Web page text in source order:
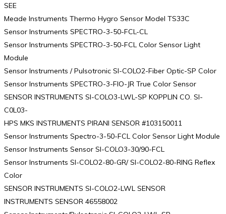
SEE
Meade Instruments Thermo Hygro Sensor Model TS33C
Sensor Instruments SPECTRO-3-50-FCL-CL
Sensor Instruments SPECTRO-3-50-FCL Color Sensor Light
Module
Sensor Instruments / Pulsotronic SI-COLO2-Fiber Optic-SP Color
Sensor Instruments SPECTRO-3-FIO-JR True Color Sensor
SENSOR INSTRUMENTS SI-COLO3-LWL-SP KOPPLIN CO. SI-
C0L03-
HPS MKS INSTRUMENTS PIRANI SENSOR #103150011
Sensor Instruments Spectro-3-50-FCL Color Sensor Light Module
Sensor Instruments Sensor SI-COLO3-30/90-FCL
Sensor Instruments SI-COLO2-80-GR/ SI-COLO2-80-RING Reflex
Color
SENSOR INSTRUMENTS SI-COLO2-LWL SENSOR
INSTRUMENTS SENSOR 46558002